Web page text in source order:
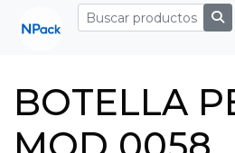
BOTELLA